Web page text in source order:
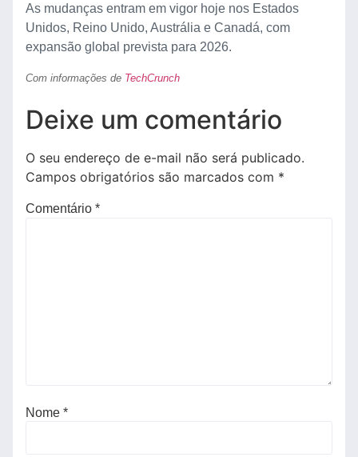
As mudanças entram em vigor hoje nos Estados
Unidos, Reino Unido, Austrália e Canadá, com
expansão global prevista para 2026.
Com informações de TechCrunch
Deixe um comentário
O seu endereço de e-mail não será publicado.
Campos obrigatórios são marcados com *
Comentário *
Nome *